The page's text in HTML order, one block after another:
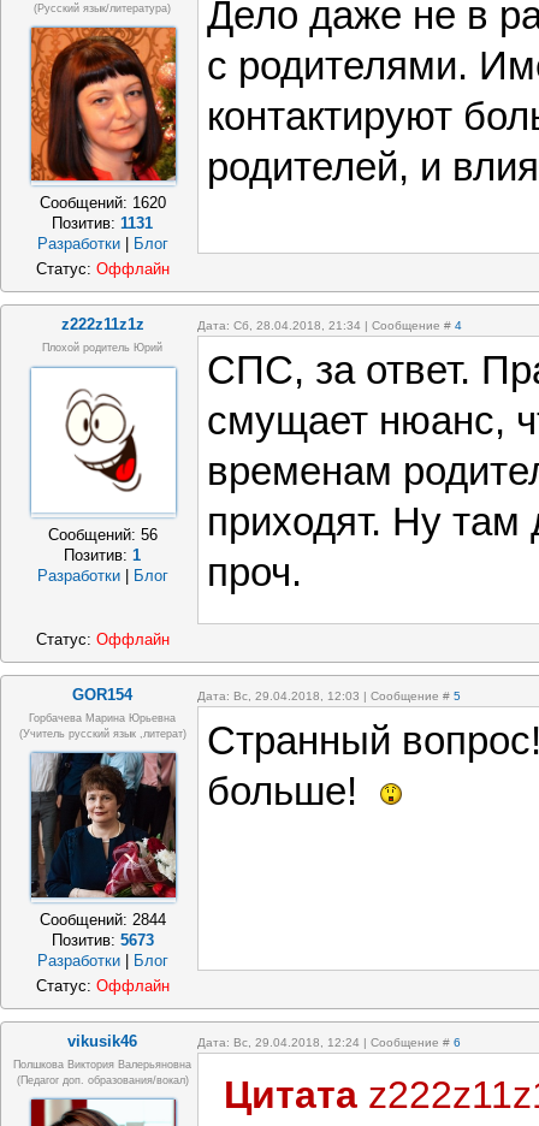
(русский язык/литература)
Сообщений: 1620
Позитив:1131
Разработки
Блог
Дело даже не в
с родителями.
контактируют
родителей, и
Статус: Оффлайн
z222z11z1z Дата: Сб, 28.04.2018, 21:34 | Сообщение # 4
Плохой родитель Юрий
Сообщений: 56
Позитив:1
Разработки
Блог
СПС, за ответ.
смущает нюанс,
временам
приходят. Ну
проч.
Статус: Оффлайн
GOR154 Дата: Вс, 29.04.2018, 12:03 | Сообщение # 5
Горбачева Марина Юрьевна
(учитель русский язык ,литерат)
Сообщений: 2844
Позитив: 5673
Разработки
Блог
Странный
больше!
Статус: Оффлайн
vikusik46 Дата: Вс, 29.04.2018, 12:24 | Сообщение # 6
Полшкова Виктория Валерьяновна
(педагог доп. образования/вокал)
Цитата